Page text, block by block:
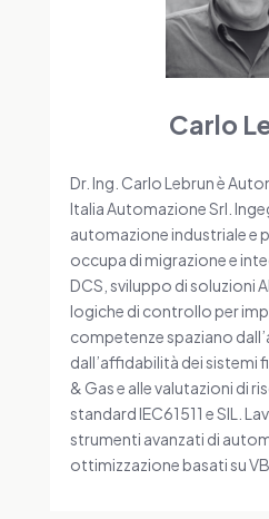
Carlo
Dr. Ing. Carlo Lebrun è
Italia Automazione Srl.
automazione industriale e
occupa di migrazione e
DCS, sviluppo di soluzioni
logiche di controllo per
competenze spaziano
dall’affidabilità dei sistemi
& Gas e alle valutazioni di
standard IEC61511 e SIL.
strumenti avanzati di
ottimizzazione basati su